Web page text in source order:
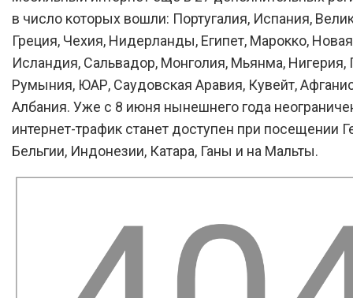
в число которых вошли: Португалия, Испания,
Греция, Чехия, Нидерланды, Египет, Марокко,
Исландия, Сальвадор, Монголия, Мьянма, Нигерия,
Румыния, ЮАР, Саудовская Аравия, Кувейт,
Албания. Уже с 8 июня нынешнего года
интернет-трафик станет доступен при посещении
Бельгии, Индонезии, Катара, Ганы и на Мальты.